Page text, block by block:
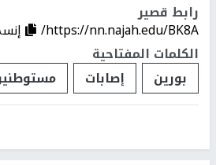
رابط قصير
https://nn.najah.edu/BK8A/
الكلمات المفتاحية
بورين
إصابات